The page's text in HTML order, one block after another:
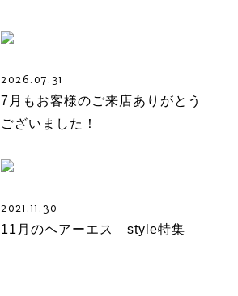
2026.07.31
7月もお客様のご来店ありがとう
ございました！
2021.11.30
11月のヘアーエス style特集